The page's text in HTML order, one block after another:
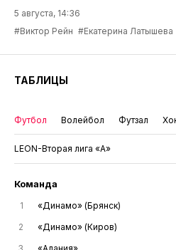
5 августа, 14:36
#Виктор Рейн #Екатерина Латышева
ТАБЛИЦЫ
Футбол Волейбол Футзал
LEON-Вторая лига «А»
Команда
1 «Динамо» (Брянск)
2
«Динамо» (Киров)